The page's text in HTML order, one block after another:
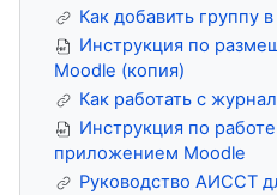
Как добавить группу
Инструкция по
Moodle (копия)
Как работать с
Инструкция по
приложением Moodle
Руководство АИССТ